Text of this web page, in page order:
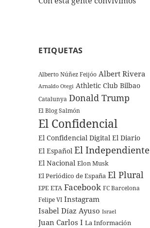
ETIQUETAS
Alberto Núñez Feijóo Albert Rivera
Arnaldo Otegi Athletic Club Bilbao
Catalunya Donald Trump
El Blog Salmón
El Confidencial
El Confidencial Digital El Diario
El Español El Independiente
El Nacional Elon Musk
El Periódico de España El Plural
EPE ETA Facebook FC Barcelona
Felipe VI Instagram
Isabel Díaz Ayuso Israel
Juan Carlos I La Información